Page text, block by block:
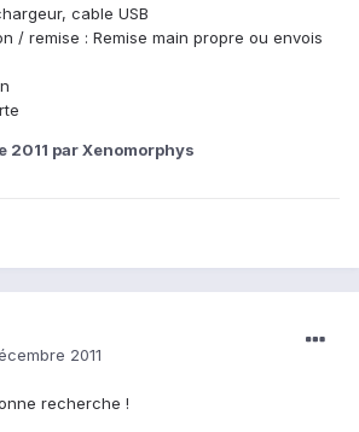
cable USB
/ remise : Remise main propre ou envois
2011 par Xenomorphys
2011
recherche !